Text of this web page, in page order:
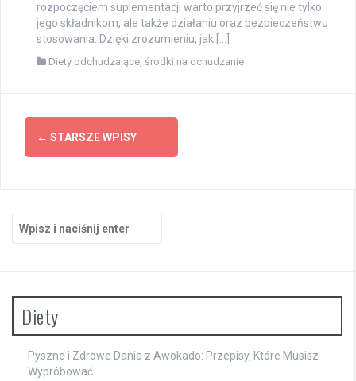
rozpoczęciem suplementacji warto przyjrzeć się nie tylko
jego składnikom, ale także działaniu oraz bezpieczeństwu
stosowania. Dzięki zrozumieniu, jak […]
Diety odchudzające, środki na ochudzanie
Nawigacja
po
← STARSZE WPISY
Diety
Pyszne i Zdrowe Dania z Awokado: Przepisy, Które Musisz
Wypróbować